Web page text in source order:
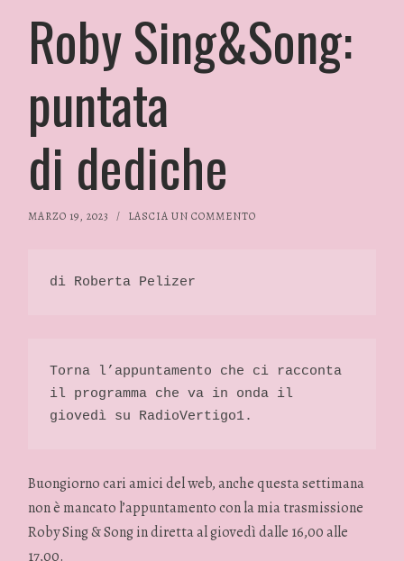
Roby Sing&Song:
puntata
di dediche
MARZO 19, 2023 / LASCIA UN COMMENTO
di Roberta Pelizer
Torna l’appuntamento che ci racconta
il programma che va in onda il
giovedì su RadioVertigo1.
Buongiorno cari amici del web, anche questa settimana
non è mancato l’appuntamento con la mia trasmissione
Roby Sing & Song in diretta al giovedì dalle 16,00 alle
17,00.